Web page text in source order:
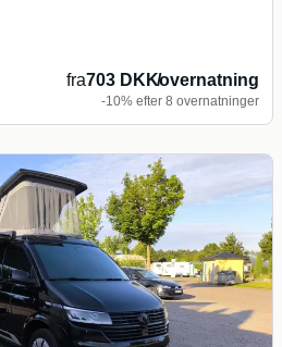
fra703 DKK/overnatning
-10% efter 8 overnatninger